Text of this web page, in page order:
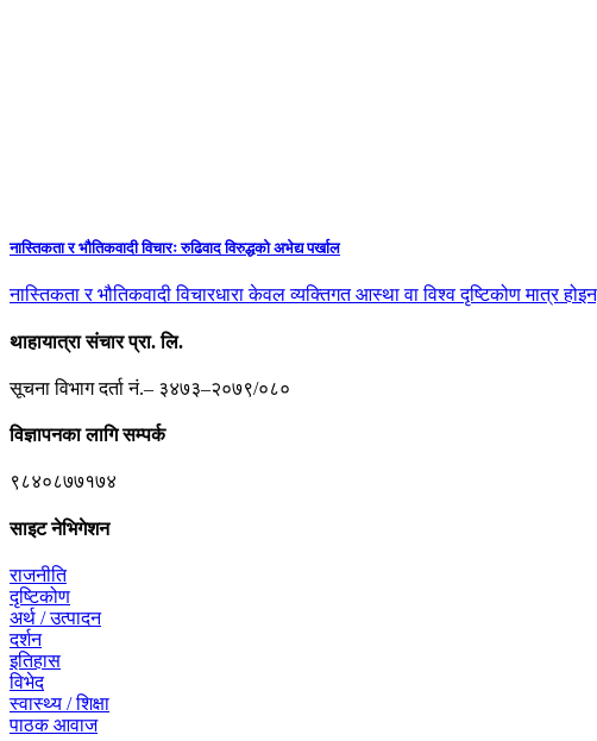
नास्तिकता र भौतिकवादी विचारः रुढिवाद विरुद्धको अभेद्य पर्खाल
नास्तिकता र भौतिकवादी विचारधारा केवल व्यक्तिगत आस्था वा विश्व दृष्टिकोण मात्र
थाहायात्रा संचार प्रा. लि.
सूचना विभाग दर्ता नं.– ३४७३–२०७९/०८०
विज्ञापनका लागि सम्पर्क
९८४०८७७१७४
साइट नेभिगेशन
राजनीति
दृष्टिकोण
अर्थ / उत्पादन
दर्शन
इतिहास
विभेद
स्वास्थ्य / शिक्षा
पाठक आवाज